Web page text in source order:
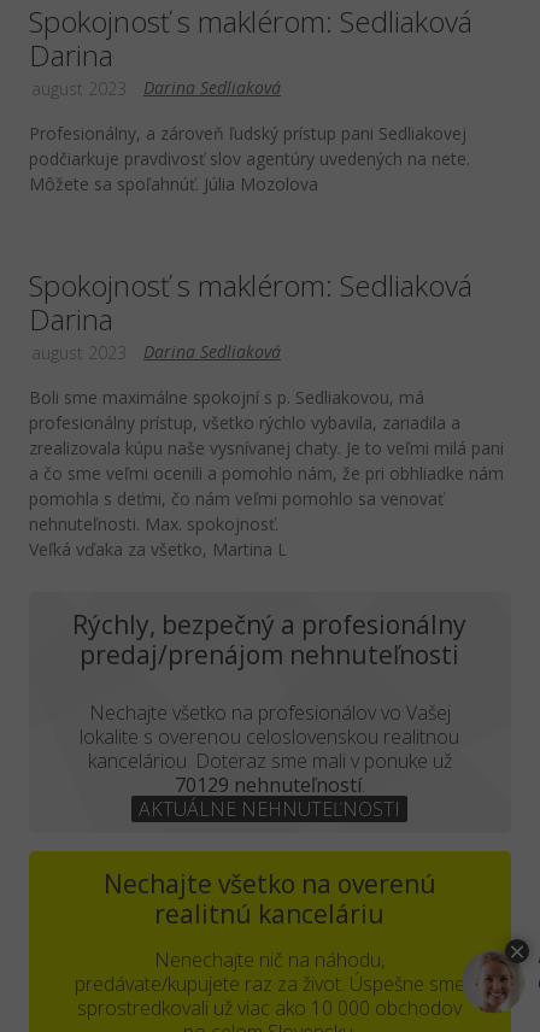
Spokojnosť s maklérom: Sedliaková
Darina
Darina Sedliaková
august 2023
Profesionálny, a zároveň ľudský prístup pani Sedliakovej
podčiarkuje pravdivosť slov agentúry uvedených na nete.
Môžete sa spoľahnúť. Júlia Mozolova
Spokojnosť s maklérom: Sedliaková
Darina
Darina Sedliaková
august 2023
Boli sme maximálne spokojní s p. Sedliakovou, má
profesionálny prístup, všetko rýchlo vybavila, zariadila a
zrealizovala kúpu naše vysnívanej chaty. Je to veľmi milá pani
a čo sme veľmi ocenili a pomohlo nám, že pri obhliadke nám
pomohla s deťmi, čo nám veľmi pomohlo sa venovať
nehnuteľnosti. Max. spokojnosť.
Veľká vďaka za všetko, Martina L
Rýchly, bezpečný a profesionálny
predaj/prenájom nehnuteľnosti
Nechajte všetko na profesionálov vo Vašej
lokalite s overenou celoslovenskou realitnou
kanceláriou. Doteraz sme mali v ponuke už
70129 nehnuteľností.
AKTUÁLNE NEHNUTEĽNOSTI
Nechajte všetko na overenú
realitnú kanceláriu
Nenechajte nič na náhodu,
predávate/kupujete raz za život. Úspešne sme
sprostredkovali už viac ako 10 000 obchodov